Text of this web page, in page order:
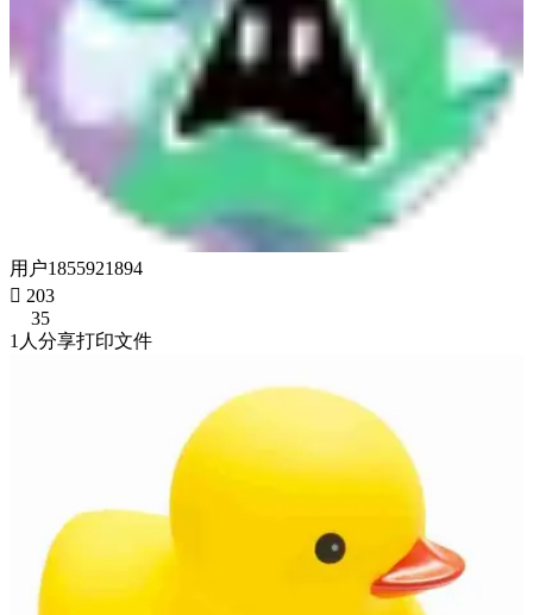
用户1855921894
 203
35
1人分享打印文件